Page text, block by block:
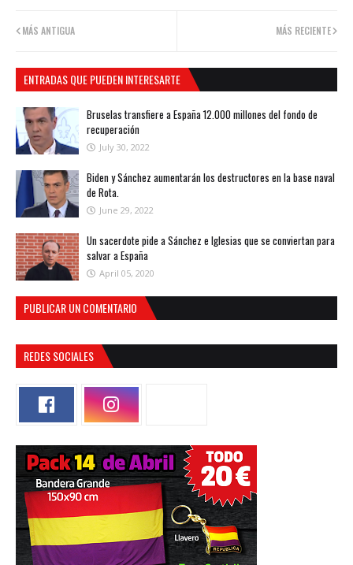
MÁS RECIENTE
MÁS ANTIGUA
ENTRADAS QUE PUEDEN INTERESARTE
Bruselas transfiere a España 12.000 millones del fondo de
recuperación
July 30, 2022
Biden y Sánchez aumentarán los destructores en la base naval
de Rota.
June 29, 2022
Un sacerdote pide a Sánchez e Iglesias que se conviertan para
salvar a España
April 05, 2020
PUBLICAR UN COMENTARIO
REDES SOCIALES